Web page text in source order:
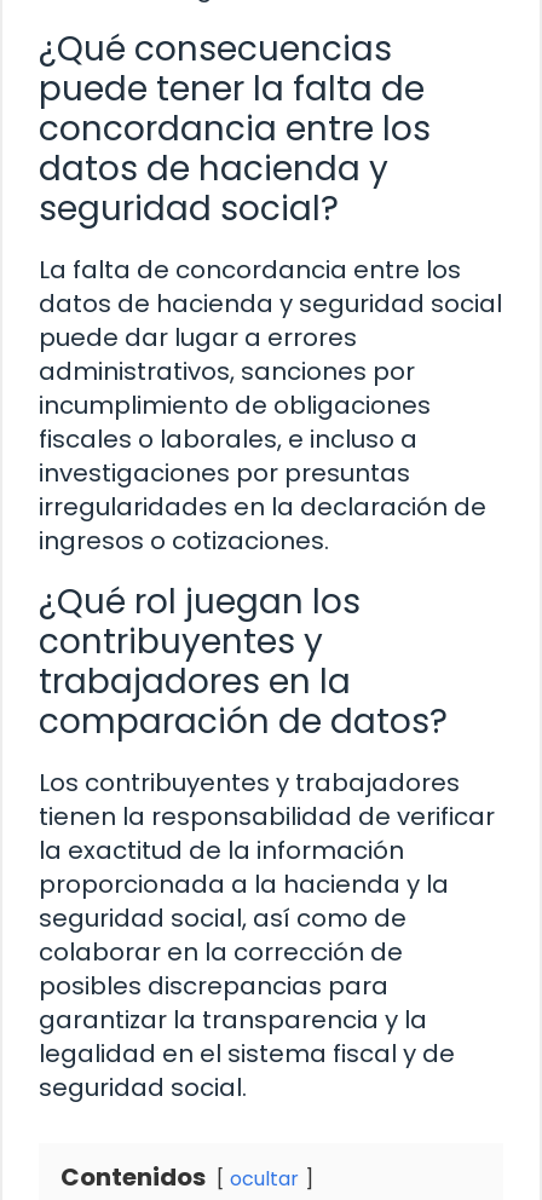
¿Qué consecuencias
puede tener la falta de
concordancia entre los
datos de hacienda y
seguridad social?
La falta de concordancia entre los
datos de hacienda y seguridad social
puede dar lugar a errores
administrativos, sanciones por
incumplimiento de obligaciones
fiscales o laborales, e incluso a
investigaciones por presuntas
irregularidades en la declaración de
ingresos o cotizaciones.
¿Qué rol juegan los
contribuyentes y
trabajadores en la
comparación de datos?
Los contribuyentes y trabajadores
tienen la responsabilidad de verificar
la exactitud de la información
proporcionada a la hacienda y la
seguridad social, así como de
colaborar en la corrección de
posibles discrepancias para
garantizar la transparencia y la
legalidad en el sistema fiscal y de
seguridad social.
Contenidos ocultar